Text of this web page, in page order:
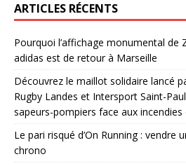
ARTICLES RÉCENTS
Pourquoi l’affichage monumental de
adidas est de retour à Marseille
Découvrez le maillot solidaire lancé
Rugby Landes et Intersport Saint-
sapeurs-pompiers face aux incendies
Le pari risqué d’On Running : vendre
chrono